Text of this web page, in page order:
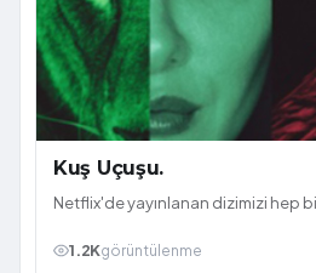
Kuş Uçuşu.
Netflix'de yayınlanan dizimizi hep
1.2Kgörüntülenme